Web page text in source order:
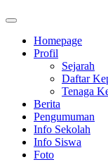
Homepage
Profil
Sejarah
Daftar
Tenaga
Berita
Pengumuman
Info Sekolah
Info Siswa
Foto